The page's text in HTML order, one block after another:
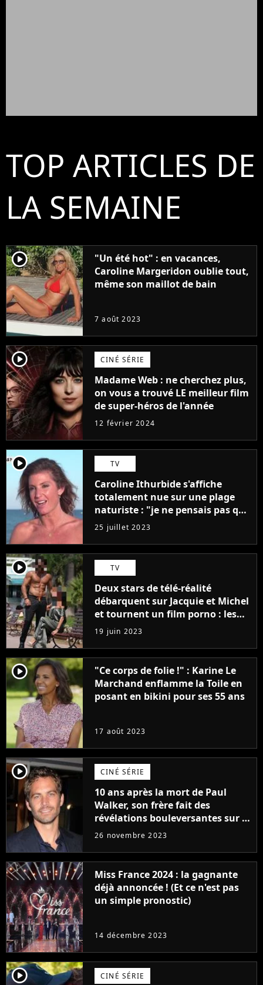
TOP ARTICLES DE
LA SEMAINE
player2
"Un été hot" : en vacances,
Caroline Margeridon oublie tout,
même son maillot de bain
7 août 2023
player2 CINÉ SÉRIE
Madame Web : ne cherchez plus,
on vous a trouvé LE meilleur film
de super-héros de l'année
12 février 2024
player2 TV
Caroline Ithurbide s'affiche
totalement nue sur une plage
naturiste : "je ne pensais pas que
j'arriverais à le faire..."
25 juillet 2023
player2 TV
Deux stars de télé-réalité
débarquent sur Jacquie et Michel
et tournent un film porno : les
premières images du tournage
(exclu)
19 juin 2023
player2
"Ce corps de folie !" : Karine Le
Marchand enflamme la Toile en
posant en bikini pour ses 55 ans
17 août 2023
player2 CINÉ SÉRIE
10 ans après la mort de Paul
Walker, son frère fait des
révélations bouleversantes sur la
réaction des acteurs de Fast and
26 novembre 2023
Miss France 2024 : la gagnante
déjà annoncée ! (Et ce n'est pas
un simple pronostic)
14 décembre 2023
player2 CINÉ SÉRIE